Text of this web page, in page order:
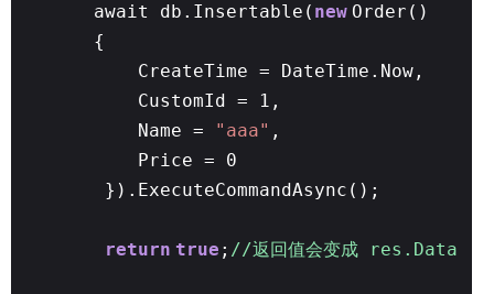
await db.Insertable( new Order()
{
CreateTime = DateTime.Now,
CustomId = 1,
Name =
"aaa" ,
Price = 0
}).ExecuteCommandAsync();
return true ; //返回值会变成 res.Data